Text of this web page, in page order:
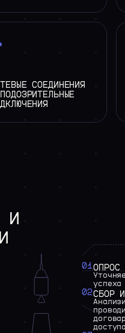
СОЕДИНЕНИЯ
И
01ОПРОС
успеха
02СБОР
доступа